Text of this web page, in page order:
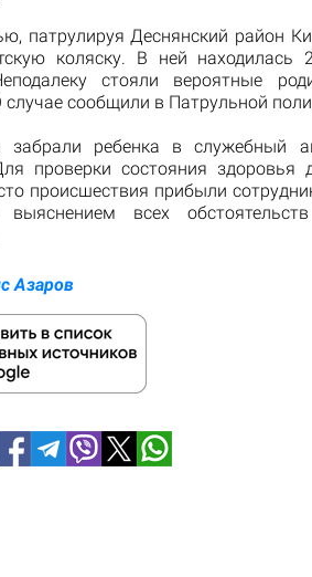
патрулируя Деснянский район
коляску. В ней находилась
стояли вероятные
случае сообщили в Патрульной
забрали ребенка в служебный
проверки состояния
происшествия прибыли
выяснением всех
Азаров